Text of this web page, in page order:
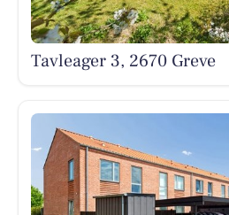
Tavleager 3, 2670 Greve